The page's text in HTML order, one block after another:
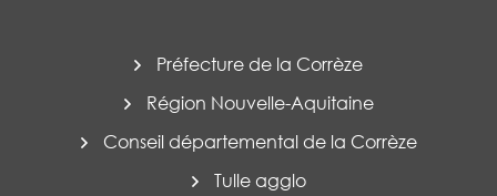
Préfecture de la Corrèze
Région Nouvelle-Aquitaine
Conseil départemental de la Corrèze
Tulle agglo